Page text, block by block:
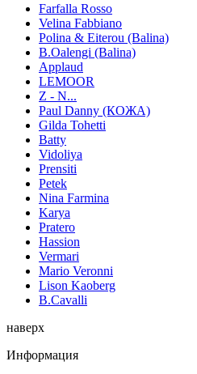
Farfalla Rosso
Velina Fabbiano
Polina & Eiterou (Balina)
B.Oalengi (Balina)
Applaud
LEMOOR
Z - N...
Paul Danny (КОЖА)
Gilda Tohetti
Batty
Vidoliya
Prensiti
Petek
Nina Farmina
Karya
Pratero
Hassion
Vermari
Mario Veronni
Lison Kaoberg
B.Cavalli
наверх
Информация